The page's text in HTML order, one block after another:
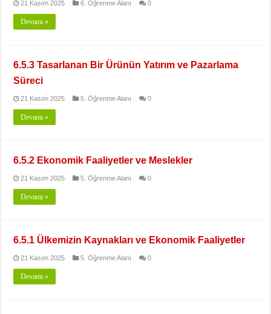
21 Kasım 2025 6. Öğrenme Alanı 0
Devamı »
6.5.3 Tasarlanan Bir Ürünün Yatırım ve Pazarlama
Süreci
21 Kasım 2025 5. Öğrenme Alanı 0
Devamı »
6.5.2 Ekonomik Faaliyetler ve Meslekler
21 Kasım 2025 5. Öğrenme Alanı 0
Devamı »
6.5.1 Ülkemizin Kaynakları ve Ekonomik Faaliyetler
21 Kasım 2025 5. Öğrenme Alanı 0
Devamı »